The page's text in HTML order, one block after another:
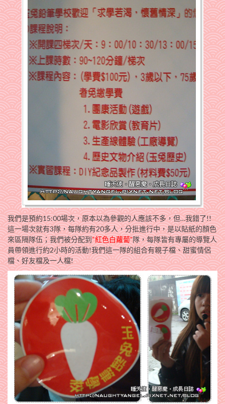
我們是預約15:00場次，原本以為參觀的人應該不多，但…我錯了!!
這一場次就有3隊，每隊約有20多人，分批進行中，是以貼紙的顏色
來區隔隊伍；我們被分配到“紅色白蘿蔔”隊，每隊皆有專屬的導覽人
員帶領進行約2小時的活動!我們這一隊的組合有親子檔、甜蜜情侶
檔、好友檔及一人檔!